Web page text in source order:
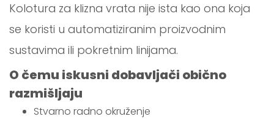
Kolotura za klizna vrata nije ista kao ona koja
se koristi u automatiziranim proizvodnim
sustavima ili pokretnim linijama.
O čemu iskusni dobavljači obično
razmišljaju
Stvarno radno okruženje